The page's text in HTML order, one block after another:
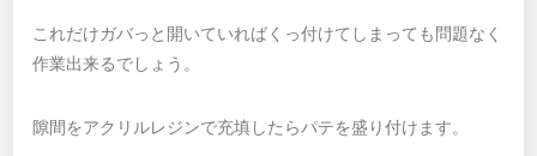
これだけガバっと開いていればくっ付けてしまっても問題なく
作業出来るでしょう。
隙間をアクリルレジンで充填したらパテを盛り付けます。